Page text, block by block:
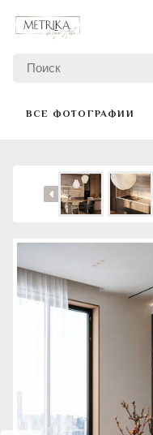
ВСЕ ФОТОГРАФИИ